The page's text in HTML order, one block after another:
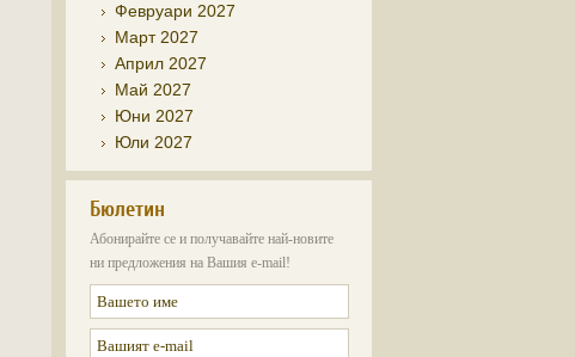
Февруари 2027
Март 2027
Април 2027
Май 2027
Юни 2027
Юли 2027
Бюлетин
Абонирайте се и получавайте най-новите
ни предложения на Вашия e-mail!